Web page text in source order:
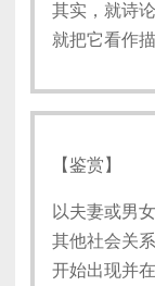
其实，就诗
就把它看作
【鉴赏】
以夫妻或男
其他社会关
开始出现并